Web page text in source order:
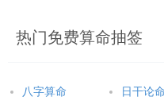
2023年的属牛男性将会经历
热门免费算命抽签
八字算命 日干论命